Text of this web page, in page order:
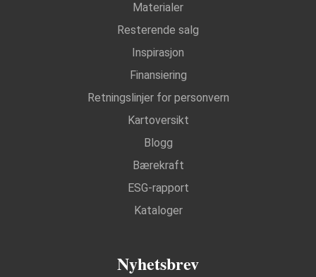
Materialer
Resterende salg
Inspirasjon
Finansiering
Retningslinjer for personvern
Kartoversikt
Blogg
Bærekraft
ESG-rapport
Kataloger
Nyhetsbrev